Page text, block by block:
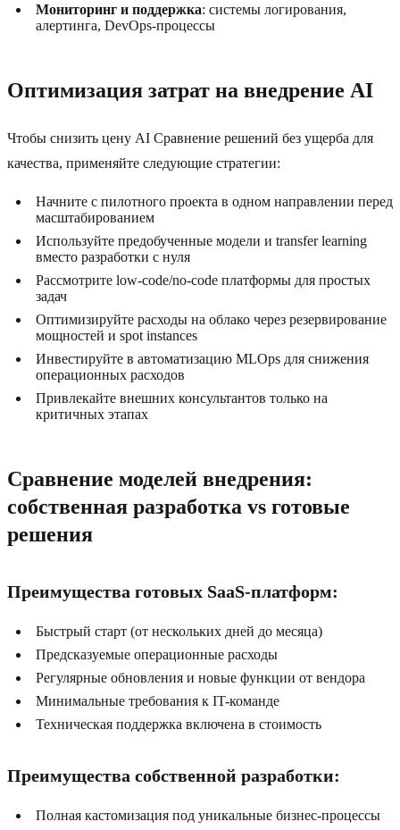
Мониторинг и поддержка: системы логирования,
алертинга, DevOps-процессы
Оптимизация затрат на внедрение AI
Чтобы снизить цену AI Сравнение решений без ущерба для
качества, применяйте следующие стратегии:
Начните с пилотного проекта в одном направлении перед
масштабированием
Используйте предобученные модели и transfer learning
вместо разработки с нуля
Рассмотрите low-code/no-code платформы для простых
задач
Оптимизируйте расходы на облако через резервирование
мощностей и spot instances
Инвестируйте в автоматизацию MLOps для снижения
операционных расходов
Привлекайте внешних консультантов только на
критичных этапах
Сравнение моделей внедрения:
собственная разработка vs готовые
решения
Преимущества готовых SaaS-платформ:
Быстрый старт (от нескольких дней до месяца)
Предсказуемые операционные расходы
Регулярные обновления и новые функции от вендора
Минимальные требования к IT-команде
Техническая поддержка включена в стоимость
Преимущества собственной разработки:
Полная кастомизация под уникальные бизнес-процессы